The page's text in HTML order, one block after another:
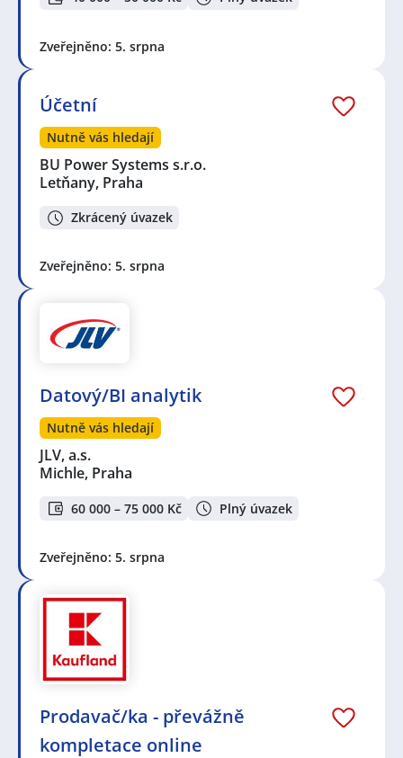
Zveřejněno: 5. srpna
Účetní
Nutně vás hledají
BU Power Systems s.r.o.
Letňany, Praha
Zkrácený úvazek
Zveřejněno: 5. srpna
Datový/BI analytik
Nutně vás hledají
JLV, a.s.
Michle, Praha
60 000 – 75 000 Kč Plný úvazek
Zveřejněno: 5. srpna
Prodavač/ka - převážně
kompletace online